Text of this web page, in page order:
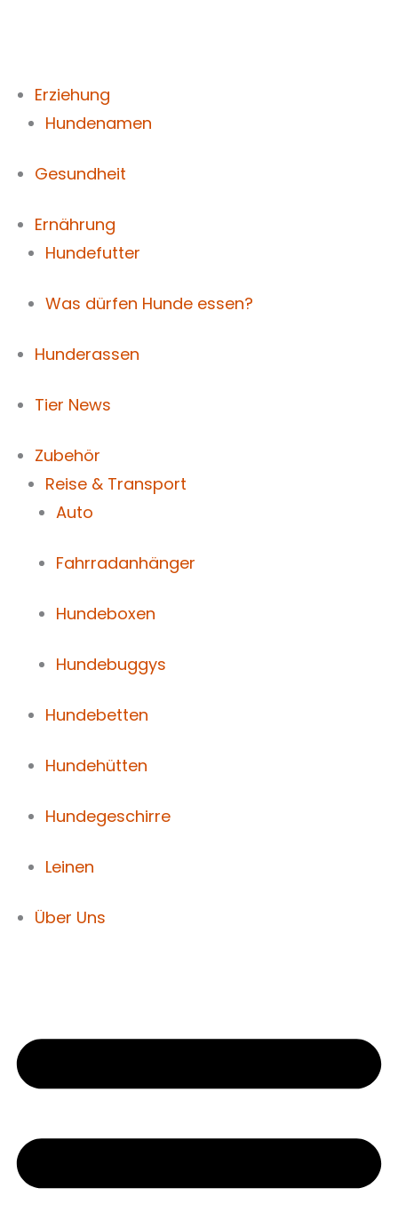
Erziehung
Hundenamen
Gesundheit
Ernährung
Hundefutter
Was dürfen Hunde essen?
Hunderassen
Tier News
Zubehör
Reise & Transport
Auto
Fahrradanhänger
Hundeboxen
Hundebuggys
Hundebetten
Hundehütten
Hundegeschirre
Leinen
Über Uns